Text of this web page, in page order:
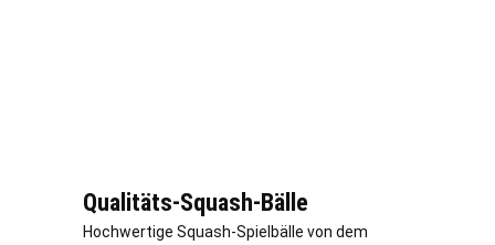
Qualitäts-Squash-Bälle
Hochwertige Squash-Spielbälle von dem